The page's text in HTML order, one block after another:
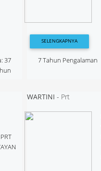
37
SELENGKAPNYA
7 Tahun Pengalaman
WARTINI - Prt